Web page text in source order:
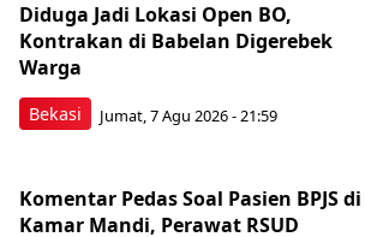
Bekasi
Diduga Jadi Lokasi Open BO,
Kontrakan di Babelan Digerebek
Warga
Jumat, 7 Agu 2026 - 21:59
Komentar Pedas Soal Pasien BPJS di
Kamar Mandi, Perawat RSUD